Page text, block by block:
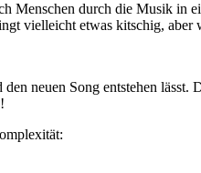
Men­schen durch die Musik
viel­leicht etwas kit­schig,
neu­en Song ent­ste­hen